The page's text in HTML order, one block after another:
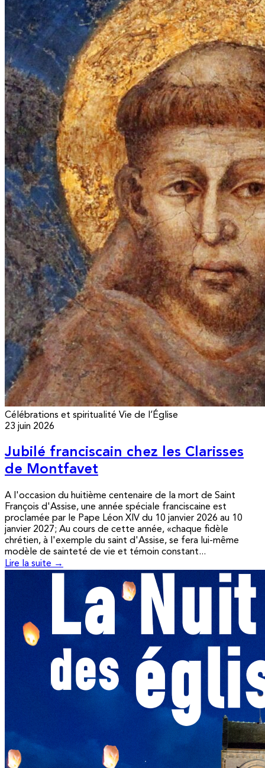
Célébrations et spiritualité Vie de l’Église
23 juin 2026
Jubilé franciscain chez les Clarisses
de Montfavet
A l'occasion du huitième centenaire de la mort de Saint
François d'Assise, une année spéciale franciscaine est
proclamée par le Pape Léon XIV du 10 janvier 2026 au 10
janvier 2027; Au cours de cette année, «chaque fidèle
chrétien, à l'exemple du saint d'Assise, se fera lui-même
modèle de sainteté de vie et témoin constant...
Lire la suite →